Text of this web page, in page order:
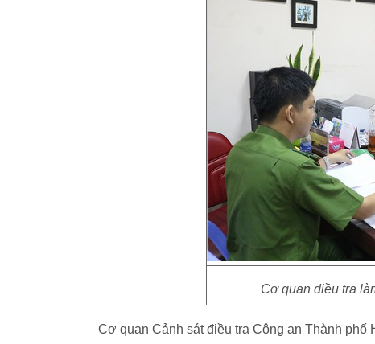
Cơ quan điều tra
Cơ quan Cảnh sát điều tra Công an Thành phố